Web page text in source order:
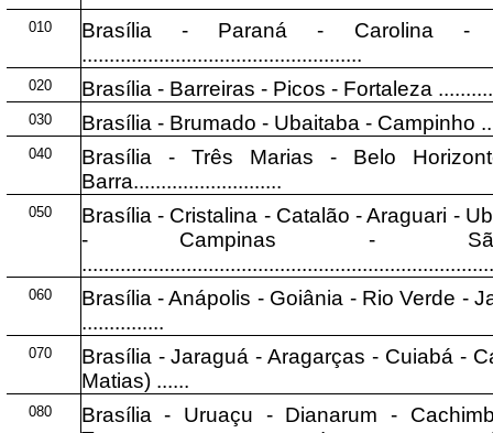
010
Brasília - Paraná - Carolina -
...................................................
020 Brasília - Barreiras - Picos - Fortaleza
030 Brasília - Brumado - Ubaitaba - Campinho
040
Brasília - Três Marias - Belo
Barra...........................
050
Brasília - Cristalina - Catalão - Araguari -
- Campinas -
060
Brasília - Anápolis - Goiânia - Rio Verde -
...............
070
Brasília - Jaraguá - Aragarças - Cuiabá -
Matias) ......
080
Brasília - Uruaçu - Dianarum -